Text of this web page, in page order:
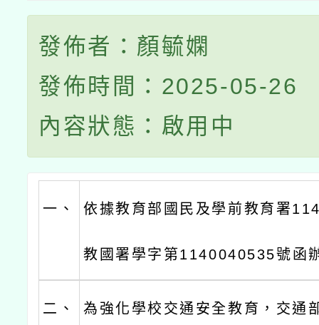
發佈者：顏毓嫻
發佈時間：2025-05-26
內容狀態：啟用中
一、 依據教育部國民及學前教育署
教國署學字第1140040535號函
二、 為強化學校交通安全教育，交通